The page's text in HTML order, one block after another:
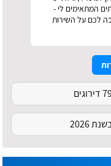
המתאימים לי -
לכם על השירות
2026